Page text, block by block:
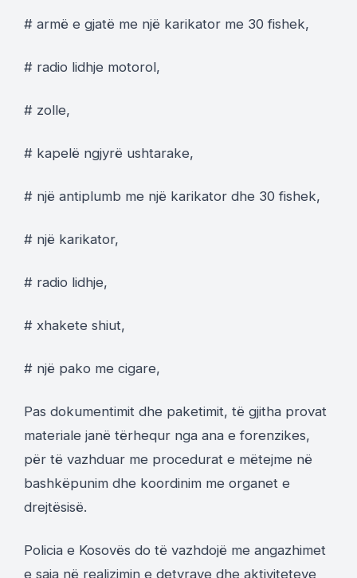
# armë e gjatë me një karikator me 30 fishek,
# radio lidhje motorol,
# zolle,
# kapelë ngjyrë ushtarake,
# një antiplumb me një karikator dhe 30 fishek,
# një karikator,
# radio lidhje,
# xhakete shiut,
# një pako me cigare,
Pas dokumentimit dhe paketimit, të gjitha provat
materiale janë tërhequr nga ana e forenzikes,
për të vazhduar me procedurat e mëtejme në
bashkëpunim dhe koordinim me organet e
drejtësisë.
Policia e Kosovës do të vazhdojë me angazhimet
e saja në realizimin e detyrave dhe aktiviteteve